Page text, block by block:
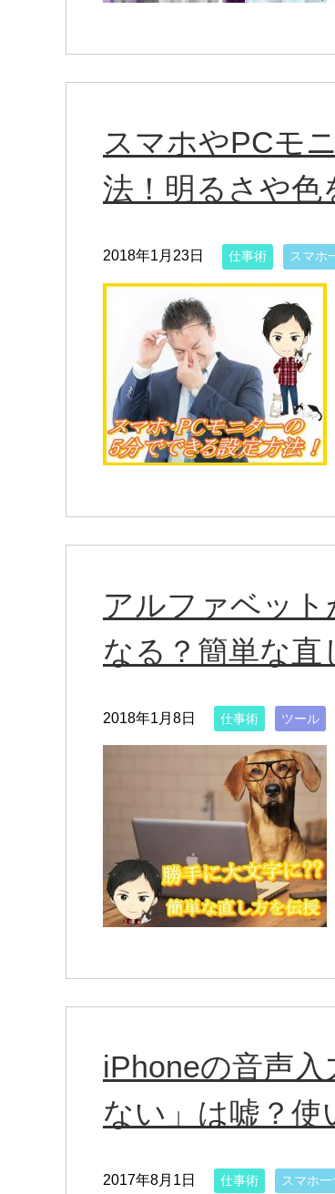
スマホやPCモ
法！明るさや色
2018年1月23日 仕事術 スマホ
アルファベッ
なる？簡単な直
2018年1月8日 仕事術 ツール
iPhoneの音声入
ない」は嘘？使
2017年8月1日 仕事術 スマホ